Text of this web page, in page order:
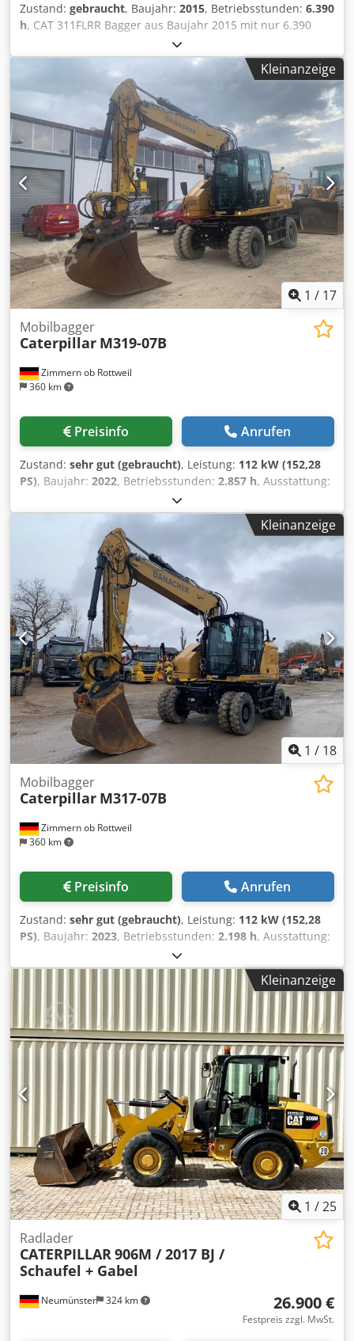
Zustand: gebraucht, Baujahr: 2015, Betriebsstunden: 6.390
h, CAT 311FLRR Bagger aus Baujahr 2015 mit nur 6.390
Betriebsstunden ! ----* Hersteller: CAT * Typ: 311FL RR *
Baujahr: 2015 * Abgelesene Betriebsstunden: ca. 6.390 *
Letzter Service bei ca. 5.960 Stunden * Inkl. hydraulischer
Schnellwechsler CW20 * Inkl. hydraulischer
Gabenräumlöffel * Deutsche Maschine * 1. Hand *
Gummipads * Schild * Klima - A/C * Rückfahrkamera *
Verrohrt * Guter Zustand! * Laufwerk: ca. 40-50% * Weitere
Fotos und Video auf Anfrage (Whats APP ERIK) * Preis:
45.900 Euro, netto + 19% MwSt. ---- Für weitere Fragen
bitte anrufen: For more question please call: Dodpfjy Sdlzjx
Ac Eeck Erik Kortum: Whats App ?Alle Angaben ohne
Gewähr und Garantie, Irrtümer und Zwischenverkauf
vorbehalten. ?
Kleinanzeige
1 / 17
Zimmern ob Rottweil
360 km
Mobilbagger
Caterpillar M319-07B
Preisinfo Anrufen
Zustand: sehr gut (gebraucht), Leistung: 112 kW (152,28
PS), Baujahr: 2022, Betriebsstunden: 2.857 h, Ausstattung:
, CATERPILLAR M319-07B Baujahr 2022
Betriebsstunden 2.857 std. Geschlossene Kabine
Klimaanlage Radio Rück- und Seitenkamera
Verstellausleger Stiel: 2,50m. Djdpfx Aoyin Dbsc Eeck
Vollverrohrung (Hammer-, Greifer-, Schere-)
Schnellwechsler OQ70/55 1 x Löffel Zentralschmieranlage
Reifengröße: 10.00-20 ca. 30% erhalten Schildabstützung
Motor mit 129kW CE Betriebsgewicht: 19 to
Kleinanzeige
1 / 18
Zimmern ob Rottweil
360 km
Mobilbagger
Caterpillar M317-07B
Preisinfo Anrufen
Zustand: sehr gut (gebraucht), Leistung: 112 kW (152,28
PS), Baujahr: 2023, Betriebsstunden: 2.198 h, Ausstattung:
, CATERPILLAR M317-07B Baujahr 2023
Dcjdpfxjyi Tp No Ac Eek Betriebsstunden 2.198 std.
Geschlossene Kabine Klimaanlage Radio Rück- und
Seitenkamera Verstellausleger Stiel: 2,50m. Vollverrohrung
(Hammer-, Greifer-, Schere-) Schnellwechsler OQ70/55 1 x
Löffel Zentralschmieranlage Reifengröße: 10.00-20 ca. 40%
erhalten Schildabstützung Motor mit 112kW CE
Kleinanzeige
1 /25
Neumünster 324 km
Radlader
CATERPILLAR 906M / 2017 BJ /
Schaufel + Gabel
26.900 €
Festpreis zzgl. MwSt.